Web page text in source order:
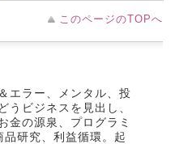
このページのTOPへ
エラー、メンタル、投
うビジネスを見出し、
金の源泉、プログラミ
研究、利益循環。起